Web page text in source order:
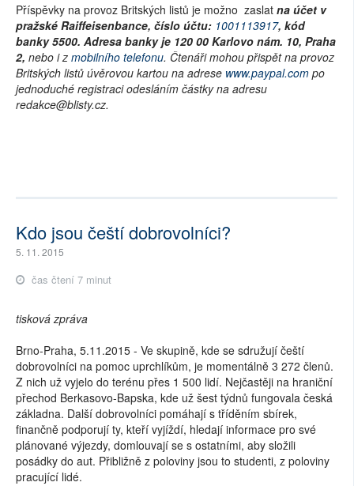
Příspěvky na provoz Britských listů je možno zaslat na účet v
pražské Raiffeisenbance, číslo účtu: 1001113917, kód
banky 5500. Adresa banky je 120 00 Karlovo nám. 10, Praha
2, nebo i z mobilního telefonu. Čtenáři mohou přispět na provoz
Britských listů úvěrovou kartou na adrese www.paypal.com po
jednoduché registraci odesláním částky na adresu
redakce@blisty.cz.
Kdo jsou čeští dobrovolníci?
5. 11. 2015
čas čtení 7 minut
tisková zpráva
Brno-Praha, 5.11.2015 - Ve skupině, kde se sdružují čeští
dobrovolníci na pomoc uprchlíkům, je momentálně 3 272 členů.
Z nich už vyjelo do terénu přes 1 500 lidí. Nejčastěji na hraniční
přechod Berkasovo-Bapska, kde už šest týdnů fungovala česká
základna. Další dobrovolníci pomáhají s tříděním sbírek,
finančně podporují ty, kteří vyjíždí, hledají informace pro své
plánované výjezdy, domlouvají se s ostatními, aby složili
posádky do aut. Přibližně z poloviny jsou to studenti, z poloviny
pracující lidé.